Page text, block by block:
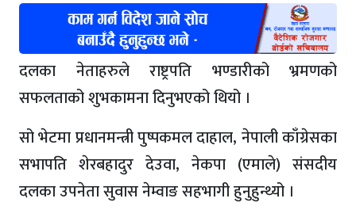
दलका नेताहरुले राष्ट्रपति भण्डारीको भ्रमणको
सफलताको शुभकामना दिनुभएको थियो ।
सो भेटमा प्रधानमन्त्री पुष्पकमल दाहाल, नेपाली काँग्रेसका
सभापति शेरबहादुर देउवा, नेकपा (एमाले) संसदीय
दलका उपनेता सुवास नेम्वाङ सहभागी हुनुहुन्थ्यो ।